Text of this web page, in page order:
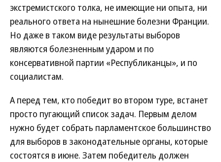
экстремистского толка, не имеющие ни опыта, ни
реального ответа на нынешние болезни Франции.
Но даже в таком виде результаты выборов
являются болезненным ударом и по
консервативной партии «Республиканцы», и по
социалистам.
А перед тем, кто победит во втором туре, встанет
просто пугающий список задач. Первым делом
нужно будет собрать парламентское большинство
для выборов в законодательные органы, которые
состоятся в июне. Затем победитель должен